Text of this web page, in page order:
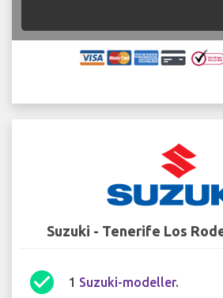
Suzuki - Tenerife Los
check_circle 1 Suzuki-modeller.